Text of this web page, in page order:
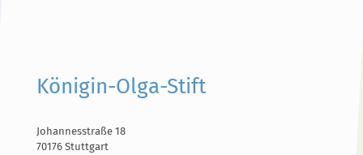
Königin-Olga-Stift
Johannesstraße 18
70176 Stuttgart